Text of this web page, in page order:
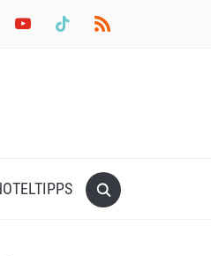
youtube tiktok rss